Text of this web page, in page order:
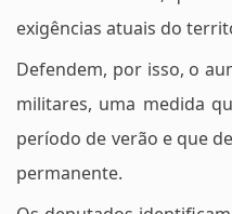
exigências atuais do
Defendem, por isso, o
militares, uma medida
período de verão e que
permanente.